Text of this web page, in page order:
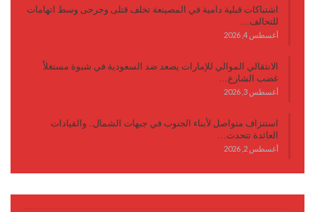
اشتباكات قبلية دامية في المصينعة تخلف قتلى وجرحى وسط اتهامات
للتحالف…
أغسطس 4, 2026
الانتقالي الموالي للإمارات يصعد ضد السعودية في شبوة مستغلاً
غضب الشارع…
أغسطس 3, 2026
استنزاف متواصل لأبناء الجنوب في جبهات الشمال.. والقيادات
العائدة تتحدث…
أغسطس 2, 2026